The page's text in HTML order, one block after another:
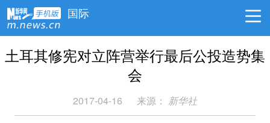
国际
土耳其修宪对立阵营举行最后公投造势集
会
2017-04-16 来源： 新华社